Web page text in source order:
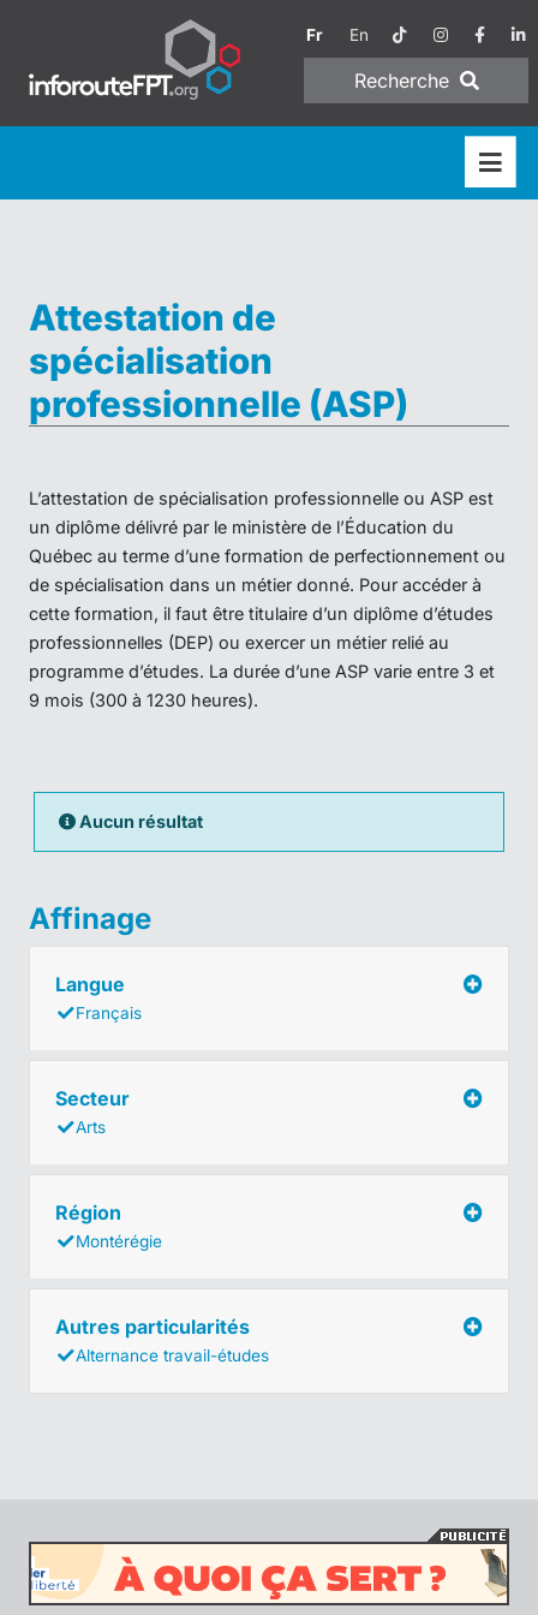
Fr En
Recherche
Attestation de
spécialisation
professionnelle (ASP)
L’attestation de spécialisation professionnelle ou ASP est
un diplôme délivré par le ministère de l’Éducation du
Québec au terme d’une formation de perfectionnement ou
de spécialisation dans un métier donné. Pour accéder à
cette formation, il faut être titulaire d’un diplôme d’études
professionnelles (DEP) ou exercer un métier relié au
programme d’études. La durée d’une ASP varie entre 3 et
9 mois (300 à 1230 heures).
Aucun résultat
Affinage
Langue
Français
Secteur
Arts
Région
Montérégie
Autres particularités
Alternance travail-études